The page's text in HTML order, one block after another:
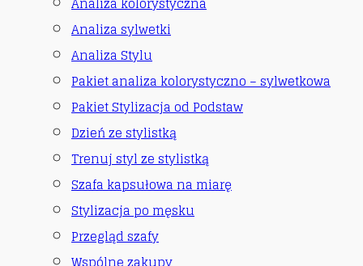
Analiza sylwetki
Analiza Stylu
Pakiet analiza kolorystyczno – sylwetkowa
Pakiet Stylizacja od Podstaw
Dzień ze stylistką
Trenuj styl ze stylistką
Szafa kapsułowa na miarę
Stylizacja po męsku
Przegląd szafy